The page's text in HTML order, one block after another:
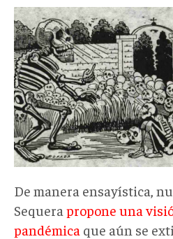
De manera ensayística,
Sequera propone una
pandémica que aún se